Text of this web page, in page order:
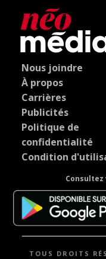
Nous joindre
À propos
Carrières
Publicités
Politique de
confidentialité
Condition
TOUS DROITS